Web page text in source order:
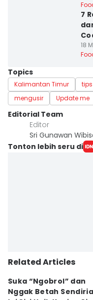
7
18
Topics
Kalimantan Timur tips
mengusir
Update me
Editorial Team
Editor
Sri Gunawan
Tonton lebih seru di
Related Articles
Suka “Ngobrol” dan
Nggak Betah